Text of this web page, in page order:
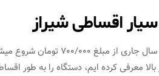
اقساطی شیراز
قیمت دستگاه کارت خوان در
معرفی کرده ایم، دستگاه را به طور